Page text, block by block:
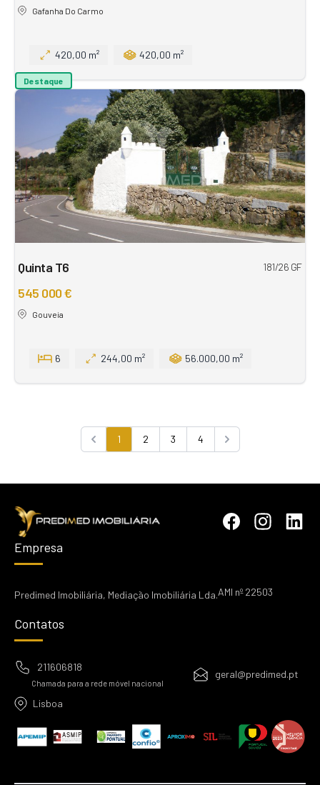
Gafanha Do Carmo
420,00 m² 420,00 m²
Destaque
Quinta T6 181/26 GF
545 000 €
Gouveia
6 244,00 m² 56.000,00 m²
Previous
1 2 3 4
Next
Empresa
Predimed Imobiliária, Mediação Imobiliária Lda.AMI nº 22503
Contatos
211606818
Chamada para a rede móvel nacional
geral@predimed.pt
Lisboa